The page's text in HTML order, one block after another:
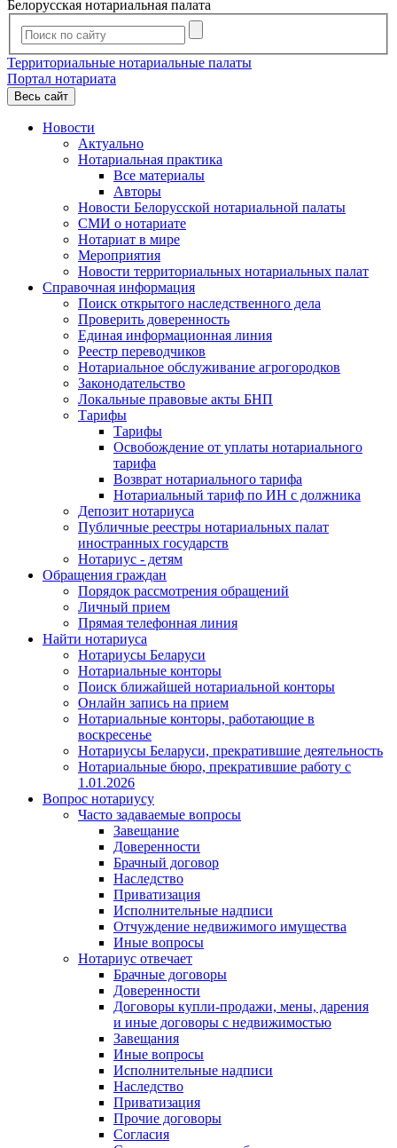
Белорусская нотариальная палата
Территориальные нотариальные палаты
Портал нотариата
Весь сайт
Новости
Актуально
Нотариальная практика
Все материалы
Авторы
Новости Белорусской нотариальной палаты
СМИ о нотариате
Нотариат в мире
Мероприятия
Новости территориальных нотариальных палат
Справочная информация
Поиск открытого наследственного дела
Проверить доверенность
Единая информационная линия
Реестр переводчиков
Нотариальное обслуживание агрогородков
Законодательство
Локальные правовые акты БНП
Тарифы
Тарифы
Освобождение от уплаты нотариального
тарифа
Возврат нотариального тарифа
Нотариальный тариф по ИН с должника
Депозит нотариуса
Публичные реестры нотариальных палат
иностранных государств
Нотариус - детям
Обращения граждан
Порядок рассмотрения обращений
Личный прием
Прямая телефонная линия
Найти нотариуса
Нотариусы Беларуси
Нотариальные конторы
Поиск ближайшей нотариальной конторы
Онлайн запись на прием
Нотариальные конторы, работающие в
воскресенье
Нотариусы Беларуси, прекратившие деятельность
Нотариальные бюро, прекратившие работу с
1.01.2026
Вопрос нотариусу
Часто задаваемые вопросы
Завещание
Доверенности
Брачный договор
Наследство
Приватизация
Исполнительные надписи
Отчуждение недвижимого имущества
Иные вопросы
Нотариус отвечает
Брачные договоры
Доверенности
Договоры купли-продажи, мены, дарения
и иные договоры с недвижимостью
Завещания
Иные вопросы
Исполнительные надписи
Наследство
Приватизация
Прочие договоры
Согласия